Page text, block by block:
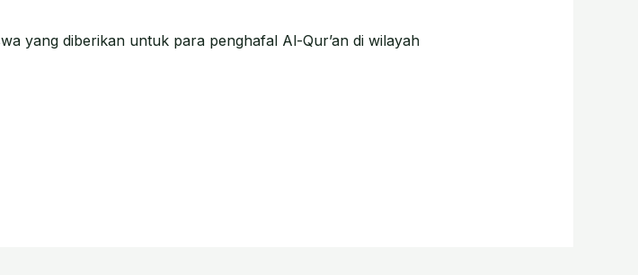
yang diberikan untuk para penghafal Al-Qur’an di wilayah